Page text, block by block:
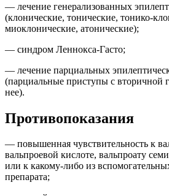
— лечение генерализованных
(клонические, тонические, тонико-
миоклонические, атонические);
— синдром Леннокса-Гасто;
— лечение парциальных
(парциальные приступы с вторичной
нее).
Противопоказания
— повышенная чувствительность к
вальпроевой кислоте, вальпроату
или к какому-либо из
препарата;